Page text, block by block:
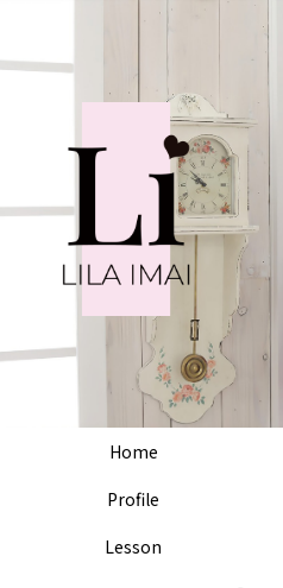
Home
Profile
Lesson